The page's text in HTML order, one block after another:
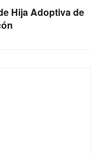
Hija Adoptiva de